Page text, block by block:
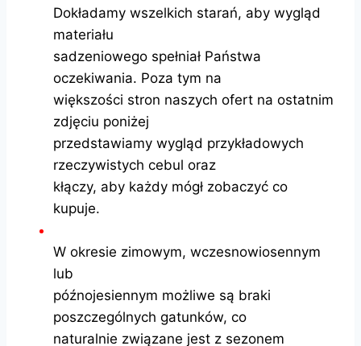
Dokładamy wszelkich starań, aby wygląd
materiału
sadzeniowego spełniał Państwa
oczekiwania. Poza tym na
większości stron naszych ofert na ostatnim
zdjęciu poniżej
przedstawiamy wygląd przykładowych
rzeczywistych cebul oraz
kłączy, aby każdy mógł zobaczyć co
kupuje.
W okresie zimowym, wczesnowiosennym
lub
późnojesiennym możliwe są braki
poszczególnych gatunków, co
naturalnie związane jest z sezonem